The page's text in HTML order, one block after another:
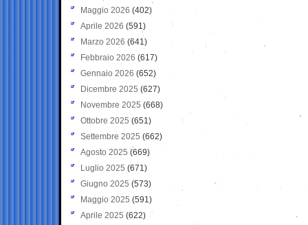
Maggio 2026 (402)
Aprile 2026 (591)
Marzo 2026 (641)
Febbraio 2026 (617)
Gennaio 2026 (652)
Dicembre 2025 (627)
Novembre 2025 (668)
Ottobre 2025 (651)
Settembre 2025 (662)
Agosto 2025 (669)
Luglio 2025 (671)
Giugno 2025 (573)
Maggio 2025 (591)
Aprile 2025 (622)